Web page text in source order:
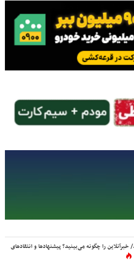
را چگونه می‌بینید؟ پیشنهادها و انتقادهای